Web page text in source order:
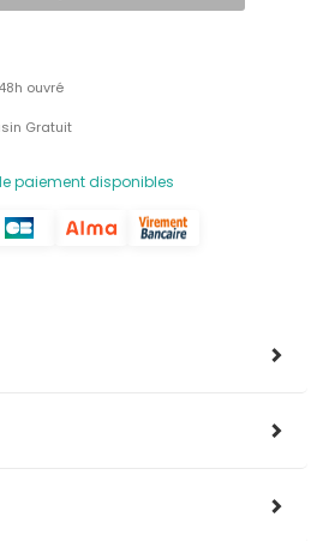
ouvré
Gratuit
paiement disponibles